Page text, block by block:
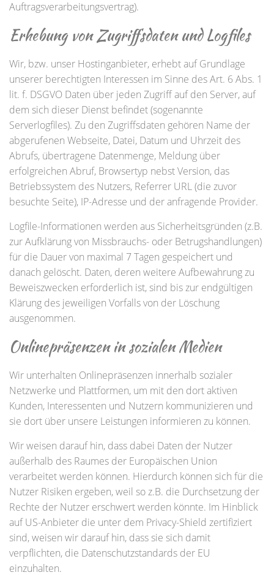
Auftragsverarbeitungsvertrag).
Erhebung von Zugriffsdaten und Logfiles
Wir, bzw. unser Hostinganbieter, erhebt auf Grundlage
unserer berechtigten Interessen im Sinne des Art. 6 Abs. 1
lit. f. DSGVO Daten über jeden Zugriff auf den Server, auf
dem sich dieser Dienst befindet (sogenannte
Serverlogfiles). Zu den Zugriffsdaten gehören Name der
abgerufenen Webseite, Datei, Datum und Uhrzeit des
Abrufs, übertragene Datenmenge, Meldung über
erfolgreichen Abruf, Browsertyp nebst Version, das
Betriebssystem des Nutzers, Referrer URL (die zuvor
besuchte Seite), IP-Adresse und der anfragende Provider.
Logfile-Informationen werden aus Sicherheitsgründen (z.B.
zur Aufklärung von Missbrauchs- oder Betrugshandlungen)
für die Dauer von maximal 7 Tagen gespeichert und
danach gelöscht. Daten, deren weitere Aufbewahrung zu
Beweiszwecken erforderlich ist, sind bis zur endgültigen
Klärung des jeweiligen Vorfalls von der Löschung
ausgenommen.
Onlinepräsenzen in sozialen Medien
Wir unterhalten Onlinepräsenzen innerhalb sozialer
Netzwerke und Plattformen, um mit den dort aktiven
Kunden, Interessenten und Nutzern kommunizieren und
sie dort über unsere Leistungen informieren zu können.
Wir weisen darauf hin, dass dabei Daten der Nutzer
außerhalb des Raumes der Europäischen Union
verarbeitet werden können. Hierdurch können sich für die
Nutzer Risiken ergeben, weil so z.B. die Durchsetzung der
Rechte der Nutzer erschwert werden könnte. Im Hinblick
auf US-Anbieter die unter dem Privacy-Shield zertifiziert
sind, weisen wir darauf hin, dass sie sich damit
verpflichten, die Datenschutzstandards der EU
einzuhalten.